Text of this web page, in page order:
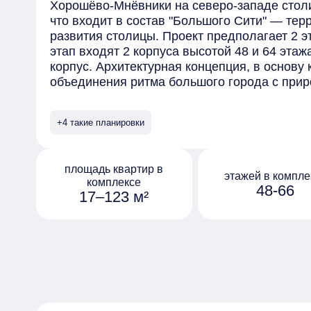
Хорошёво-Мнёвники на северо-западе
что входит в состав "Большого Сити" —
развития столицы. Проект предполагает 2
этап входят 2 корпуса высотой 48 и 64
корпус. Архитектурная концепция, в основу
объединения ритма большого города с
балконов. Дизайн лобби также
предусмотрено 20 вариантов
представлены квартирами с окнами в пол,
Внутреннее пространство двора
+4 такие планировки
17–123 м²
площадь квартир в
комплексе
48-66
этажей в